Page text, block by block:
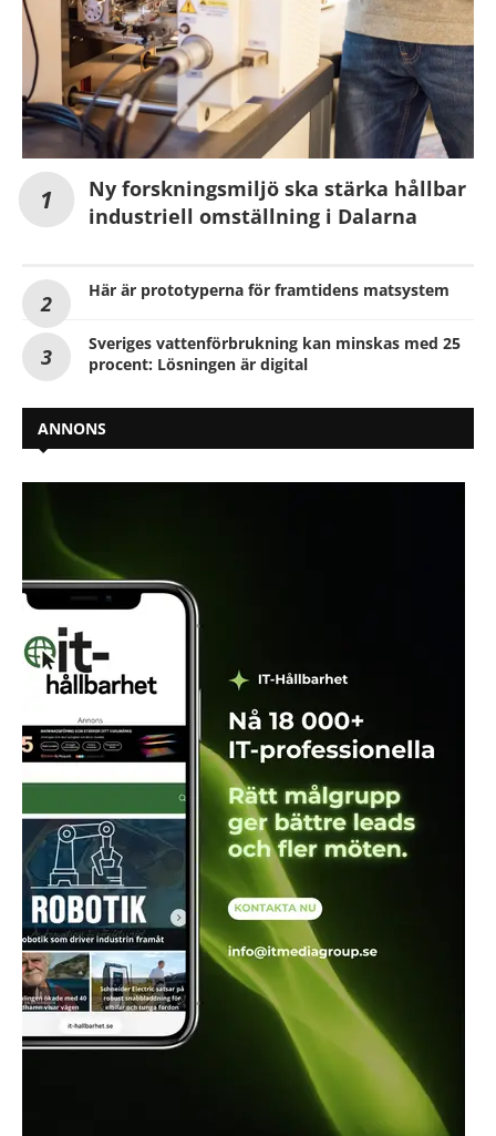
Ny forskningsmiljö ska stärka hållbar
industriell omställning i Dalarna
Här är prototyperna för framtidens matsystem
Sveriges vattenförbrukning kan minskas med 25
procent: Lösningen är digital
ANNONS